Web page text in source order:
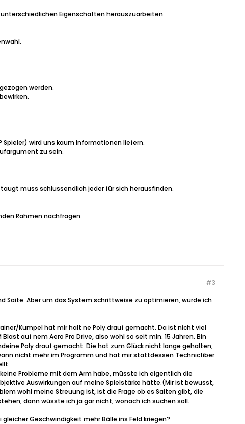
Eigenschaften herauszuarbeiten.
werden.
wird uns kaum Informationen liefern.
zu sein.
muss schlussendlich jeder für sich herausfinden.
Rahmen nachfragen.
#3
Saite. Aber um das System schrittweise zu optimieren, würde ich
Kumpel hat mir halt ne Poly drauf gemacht. Da ist nicht viel
auf nem Aero Pro Drive, also wohl so seit min. 15 Jahren. Bin
Poly drauf gemacht. Die hat zum Glück nicht lange gehalten,
nicht mehr im Programm und hat mir stattdessen Technicfiber
Probleme mit dem Arm habe, müsste ich eigentlich die
Auswirkungen auf meine Spielstärke hätte.(Mir ist bewusst,
wohl meine Streuung ist, ist die Frage ob es Saiten gibt, die
dann wüsste ich ja gar nicht, wonach ich suchen soll.
Geschwindigkeit mehr Bälle ins Feld kriegen?